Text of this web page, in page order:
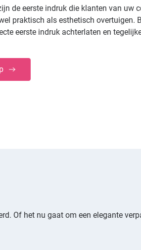
de eerste indruk die klanten van uw
praktisch als esthetisch overtuigen.
eerste indruk achterlaten en
Of het nu gaat om een elegante